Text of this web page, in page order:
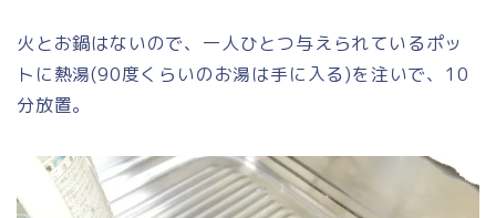
火とお鍋はないので、一人ひとつ与えられているポッ
トに熱湯(90度くらいのお湯は手に入る)を注いで、10
分放置。